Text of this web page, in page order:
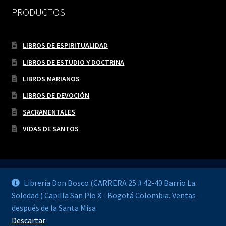
Librería Don Bosco (CARRERA 25 # 42-40 Barrio La
Soledad ) Capilla San Pio X - Bogotá Colombia. Ventas
después de la Santa Misa
Descartar
PRODUCTOS
LIBROS DE ESPIRITUALIDAD
LIBROS DE ESTUDIO Y DOCTRINA
LIBROS MARIANOS
LIBROS DE DEVOCIÓN
SACRAMENTALES
VIDAS DE SANTOS
© LIBRERÍA DON BOSCO 2026
Construido con WooCommerce